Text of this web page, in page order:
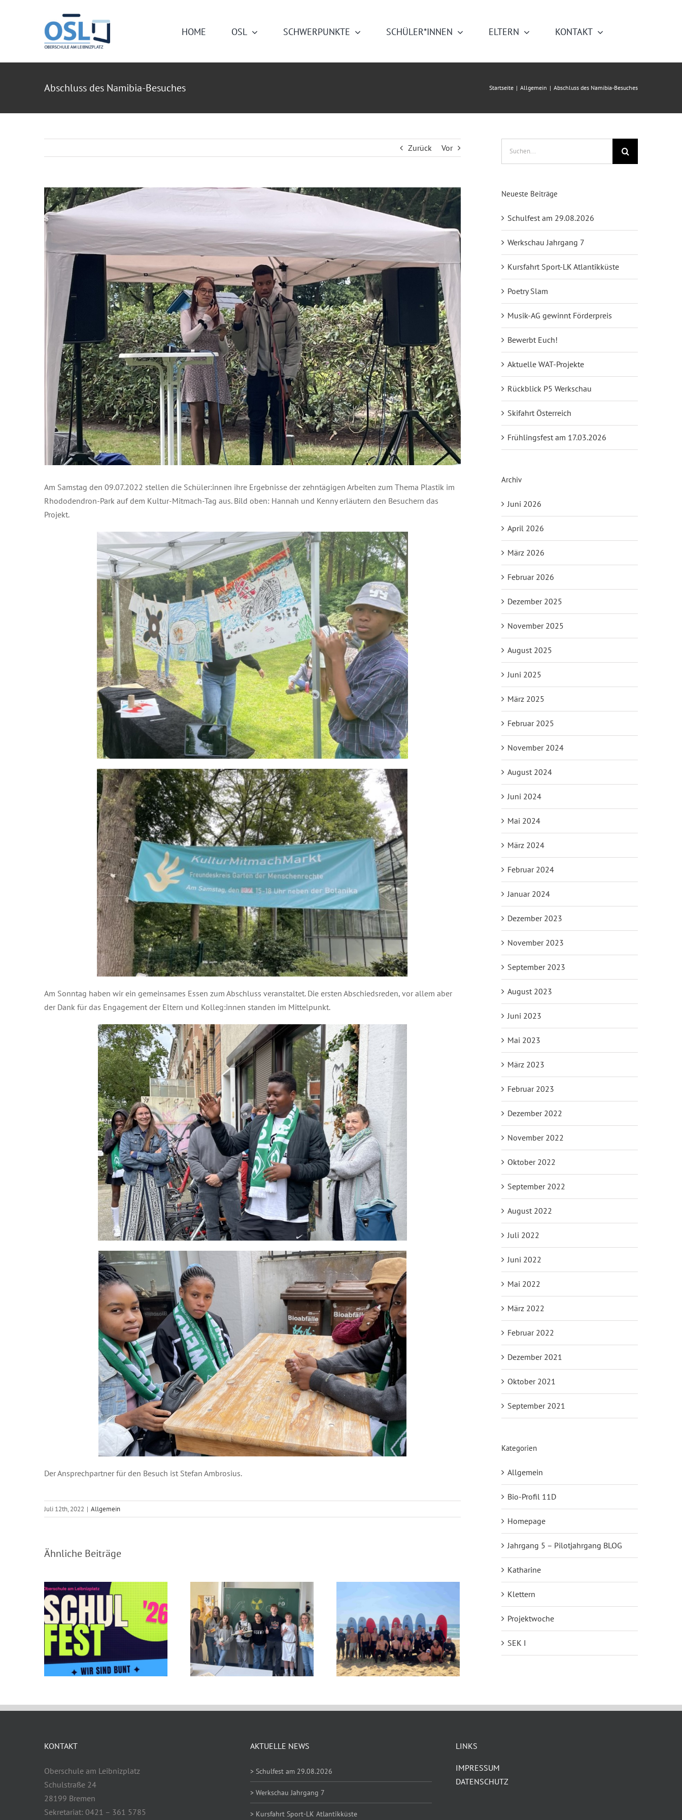
HOME OSL SCHWERPUNKTE SCHÜLER*INNEN ELTERN KONTAKT
Abschluss des Namibia-Besuches Startseite | Allgemein | Abschluss des Namibia-Besuches
Zurück Vor
Zeige
grösseres
Bild
Am Samstag den 09.07.2022 stellen die Schüler:innen ihre Ergebnisse der zehntägigen Arbeiten zum Thema Plastik im
Rhododendron-Park auf dem Kultur-Mitmach-Tag aus. Bild oben: Hannah und Kenny erläutern den Besuchern das
Projekt.
Am Sonntag haben wir ein gemeinsames Essen zum Abschluss veranstaltet. Die ersten Abschiedsreden, vor allem aber
der Dank für das Engagement der Eltern und Kolleg:innen standen im Mittelpunkt.
Der Ansprechpartner für den Besuch ist Stefan Ambrosius.
Juli 12th, 2022 | Allgemein
Ähnliche Beiträge
Neueste Beiträge
Schulfest am 29.08.2026
Werkschau Jahrgang 7
Kursfahrt Sport-LK Atlantikküste
Poetry Slam
Musik-AG gewinnt Förderpreis
Bewerbt Euch!
Aktuelle WAT-Projekte
Rückblick P5 Werkschau
Skifahrt Österreich
Frühlingsfest am 17.03.2026
Archiv
Juni 2026
April 2026
März 2026
Februar 2026
Dezember 2025
November 2025
August 2025
Juni 2025
März 2025
Februar 2025
November 2024
August 2024
Juni 2024
Mai 2024
März 2024
Februar 2024
Januar 2024
Dezember 2023
November 2023
September 2023
August 2023
Juni 2023
Mai 2023
März 2023
Februar 2023
Dezember 2022
November 2022
Oktober 2022
September 2022
August 2022
Juli 2022
Juni 2022
Mai 2022
März 2022
Februar 2022
Dezember 2021
Oktober 2021
September 2021
Kategorien
Allgemein
Bio-Profil 11D
Homepage
Jahrgang 5 – Pilotjahrgang BLOG
Katharine
Klettern
Projektwoche
SEK I
KONTAKT
Oberschule am Leibnizplatz
Schulstraße 24
28199 Bremen
Sekretariat: 0421 – 361 5785
AKTUELLE NEWS
> Schulfest am 29.08.2026
> Werkschau Jahrgang 7
> Kursfahrt Sport-LK Atlantikküste
LINKS
IMPRESSUM
DATENSCHUTZ